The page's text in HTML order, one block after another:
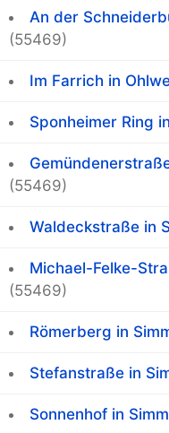
An der
(55469)
Im Farrich in
Sponheimer Ring
(55469)
Waldeckstraße in
Michael-Felke-
(55469)
Römerberg in
Stefanstraße in
Sonnenhof in